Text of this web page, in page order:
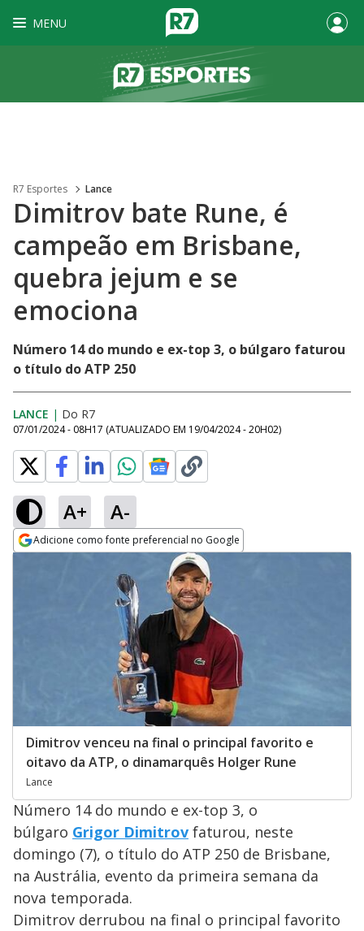
MENU
R7 Esportes Lance
Dimitrov bate Rune, é
campeão em Brisbane,
quebra jejum e se
emociona
Número 14 do mundo e ex-top 3, o búlgaro faturou
o título do ATP 250
LANCE | Do R7
07/01/2024 - 08H17 (ATUALIZADO EM 19/04/2024 - 20H02)
A+ A-
Adicione como fonte preferencial no Google
Dimitrov venceu na final o principal favorito e
oitavo da ATP, o dinamarquês Holger Rune
Lance
Número 14 do mundo e ex-top 3, o
búlgaro Grigor Dimitrov faturou, neste
domingo (7), o título do ATP 250 de Brisbane,
na Austrália, evento da primeira semana da
nova temporada.
Dimitrov derrubou na final o principal favorito